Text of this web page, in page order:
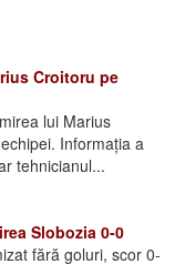
Croitoru pe
lui Marius
Informația a
tehnicianul...
Slobozia 0-0
fără goluri, scor 0-